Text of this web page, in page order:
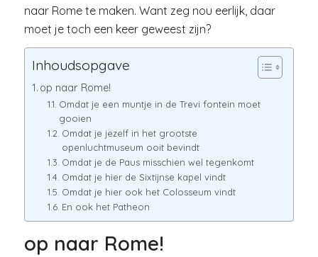
naar Rome te maken. Want zeg nou eerlijk, daar
moet je toch een keer geweest zijn?
Inhoudsopgave
op naar Rome!
Omdat je een muntje in de Trevi fontein moet
gooien
Omdat je jezelf in het grootste
openluchtmuseum ooit bevindt
Omdat je de Paus misschien wel tegenkomt
Omdat je hier de Sixtijnse kapel vindt
Omdat je hier ook het Colosseum vindt
En ook het Patheon
op naar Rome!